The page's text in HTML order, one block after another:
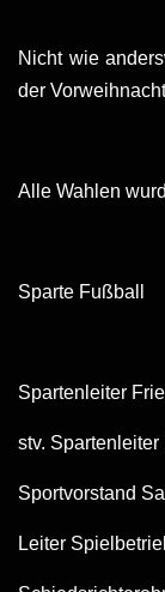
Nicht wie
der
Alle Wahlen
Sparte Fußball
Spartenleiter
stv. Spartenleiter
Sportvorstand
Leiter